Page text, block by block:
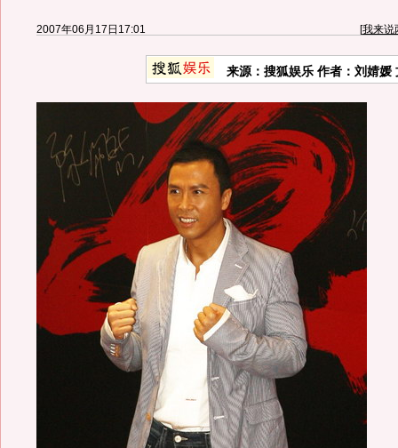
2007年06月17日17:01 [我来说
来源：搜狐娱乐 作者：刘婧媛